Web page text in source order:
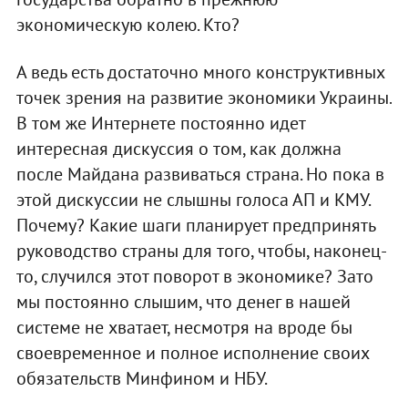
экономическую колею. Кто?
А ведь есть достаточно много конструктивных
точек зрения на развитие экономики Украины.
В том же Интернете постоянно идет
интересная дискуссия о том, как должна
после Майдана развиваться страна. Но пока в
этой дискуссии не слышны голоса АП и КМУ.
Почему? Какие шаги планирует предпринять
руководство страны для того, чтобы, наконец-
то, случился этот поворот в экономике? Зато
мы постоянно слышим, что денег в нашей
системе не хватает, несмотря на вроде бы
своевременное и полное исполнение своих
обязательств Минфином и НБУ.